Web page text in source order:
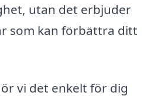
utan det erbjuder
som kan förbättra ditt
vi det enkelt för dig